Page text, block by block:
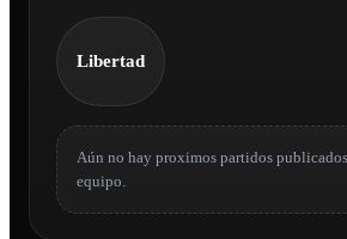
Libertad
Aún no hay proximos partidos publicados
equipo.